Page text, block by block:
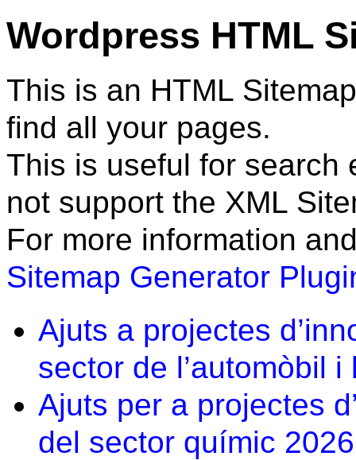
Wordpress HTML
This is an HTML
find all your pages.
This is useful for search
not support the XML
For more information
Sitemap Generator
Ajuts a projectes
sector de l’automòbil
Ajuts per a projectes
del sector químic 2026